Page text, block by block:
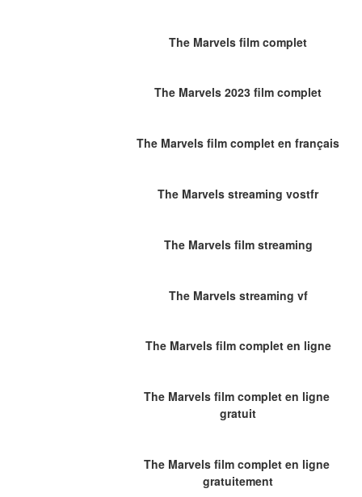
The Marvels film complet
The Marvels 2023 film complet
The Marvels film complet en français
The Marvels streaming vostfr
The Marvels film streaming
The Marvels streaming vf
The Marvels film complet en ligne
The Marvels film complet en ligne
gratuit
The Marvels film complet en ligne
gratuitement